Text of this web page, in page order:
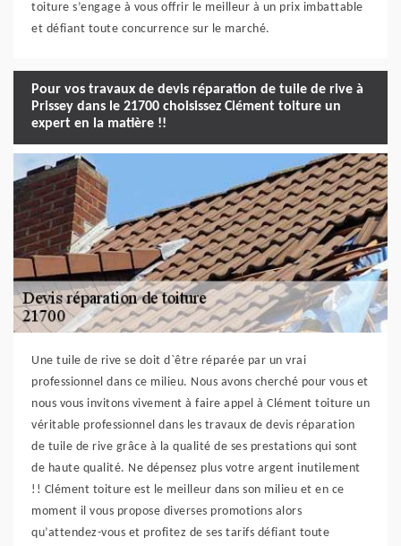
toiture s’engage à vous offrir le meilleur à un prix imbattable
et défiant toute concurrence sur le marché.
Pour vos travaux de devis réparation de tuile de rive à
Prissey dans le 21700 choisissez Clément toiture un
expert en la matière !!
Une tuile de rive se doit d`être réparée par un vrai
professionnel dans ce milieu. Nous avons cherché pour vous et
nous vous invitons vivement à faire appel à Clément toiture un
véritable professionnel dans les travaux de devis réparation
de tuile de rive grâce à la qualité de ses prestations qui sont
de haute qualité. Ne dépensez plus votre argent inutilement
!! Clément toiture est le meilleur dans son milieu et en ce
moment il vous propose diverses promotions alors
qu’attendez-vous et profitez de ses tarifs défiant toute